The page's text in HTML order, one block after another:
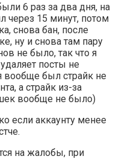
6 раз за два дня, на
через 15 минут, потом
снова бан, после
ну и снова там пару
не было, так что я
посты не
вообще был страйк не
а страйк из-за
вообще не было)
если аккаунту менее
на жалобы, при